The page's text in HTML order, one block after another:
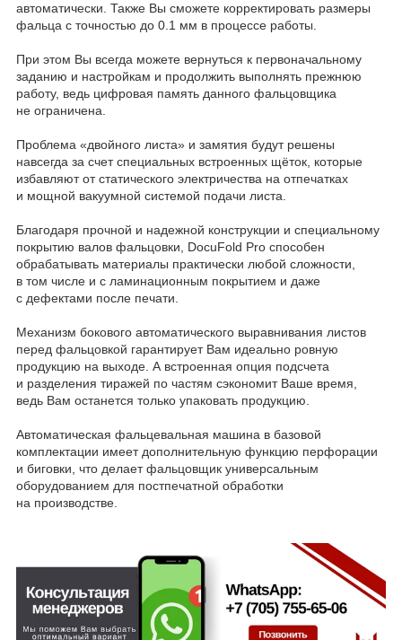
автоматически. Также Вы сможете корректировать размеры
фальца с точностью до 0.1 мм в процессе работы.
При этом Вы всегда можете вернуться к первоначальному
заданию и настройкам и продолжить выполнять прежнюю
работу, ведь цифровая память данного фальцовщика
не ограничена.
Проблема «двойного листа» и замятия будут решены
навсегда за счет специальных встроенных щёток, которые
избавляют от статического электричества на отпечатках
и мощной вакуумной системой подачи листа.
Благодаря прочной и надежной конструкции и специальному
покрытию валов фальцовки, DocuFold Pro способен
обрабатывать материалы практически любой сложности,
в том числе и с ламинационным покрытием и даже
с дефектами после печати.
Механизм бокового автоматического выравнивания листов
перед фальцовкой гарантирует Вам идеально ровную
продукцию на выходе. А встроенная опция подсчета
и разделения тиражей по частям сэкономит Ваше время,
ведь Вам останется только упаковать продукцию.
Автоматическая фальцевальная машина в базовой
комплектации имеет дополнительную функцию перфорации
и биговки, что делает фальцовщик универсальным
оборудованием для постпечатной обработки
на производстве.